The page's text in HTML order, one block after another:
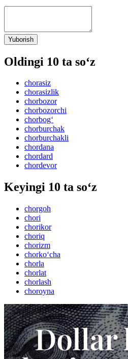
Yuborish
Oldingi 10 ta so‘z
chorasiz
chorasizlik
chorbozor
chorbozorchi
chorbog‘
chorburchak
chorburchakli
chordana
chordard
chordevor
Keyingi 10 ta so‘z
chorgoh
chori
chorikor
choriq
chorizm
chorko‘cha
chorla
chorlat
chorlash
choroyna